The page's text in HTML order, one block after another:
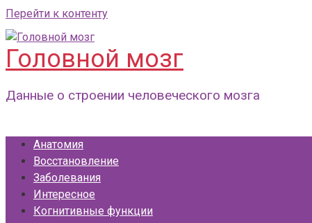
Перейти к контенту
Головной мозг
Данные о строении человеческого мозга
Анатомия
Восстановление
Заболевания
Интересное
Когнитивные функции